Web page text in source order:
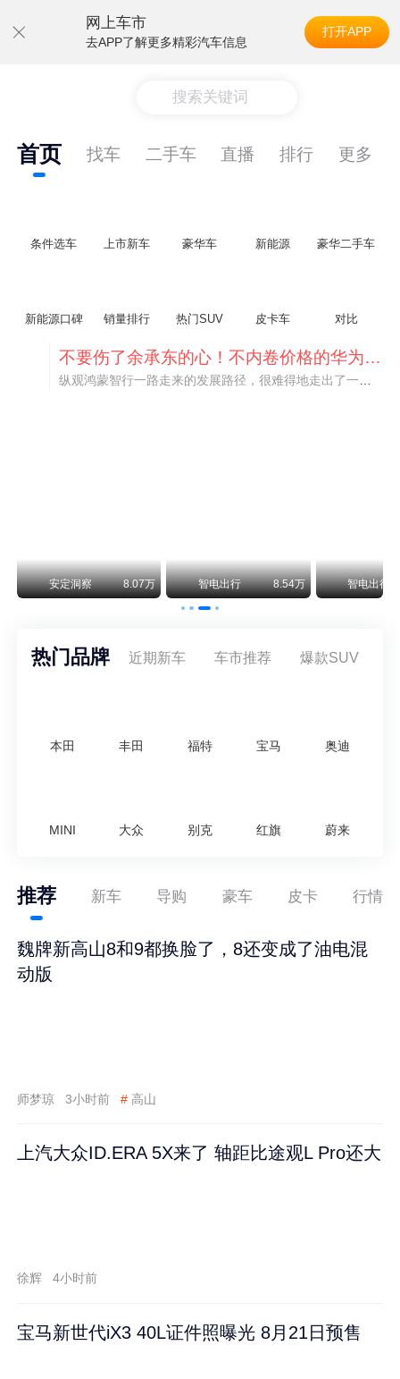
网上车市
去APP了解更多精彩汽车信息
打开APP
搜索关键词
首页 找车 二手车 直播 排行 更多
条件选车 上市新车 豪华车 新能源 豪华二手车
新能源口碑 销量排行 热门SUV 皮卡车 对比
不要伤了余承东的心！不内卷价格的华为，弥足珍贵！
安定洞察 8.07万 智电出行 8.54万 智电出行
热门品牌 近期新车 车市推荐 爆款SUV
本田 丰田 福特 宝马 奥迪
MINI 大众 别克 红旗 蔚来
推荐 新车 导购 豪车 皮卡 行情
魏牌新高山8和9都换脸了，8还变成了油电混
动版
师梦琼 3小时前 # 高山
上汽大众ID.ERA 5X来了 轴距比途观L Pro还大
徐辉 4小时前
宝马新世代iX3 40L证件照曝光 8月21日预售